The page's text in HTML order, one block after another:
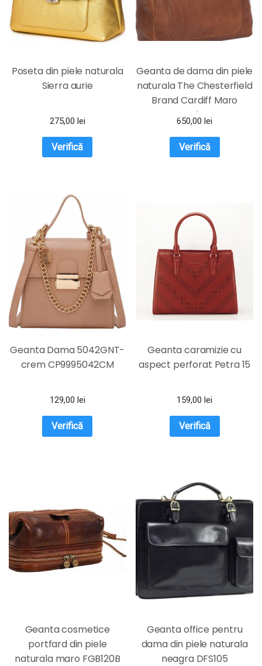
Poseta din piele naturala
Sierra aurie
275,00 lei
Verifică
Geanta de dama din piele
naturala The Chesterfield
Brand Cardiff Maro
coniac
650,00lei
Verifică
Geanta Dama 5042GNT-
crem CP9995042CM
129,00 lei
Verifică
Geanta caramizie cu
aspect perforat Petra 15
159,00 lei
Verifică
Geanta cosmetice
portfard din piele
naturala maro FGB120B
Geanta office pentru
dama din piele naturala
neagra DFS105